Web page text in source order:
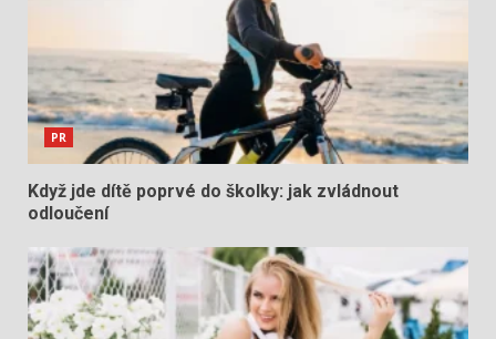
PR
Když jde dítě poprvé do školky: jak zvládnout
odloučení